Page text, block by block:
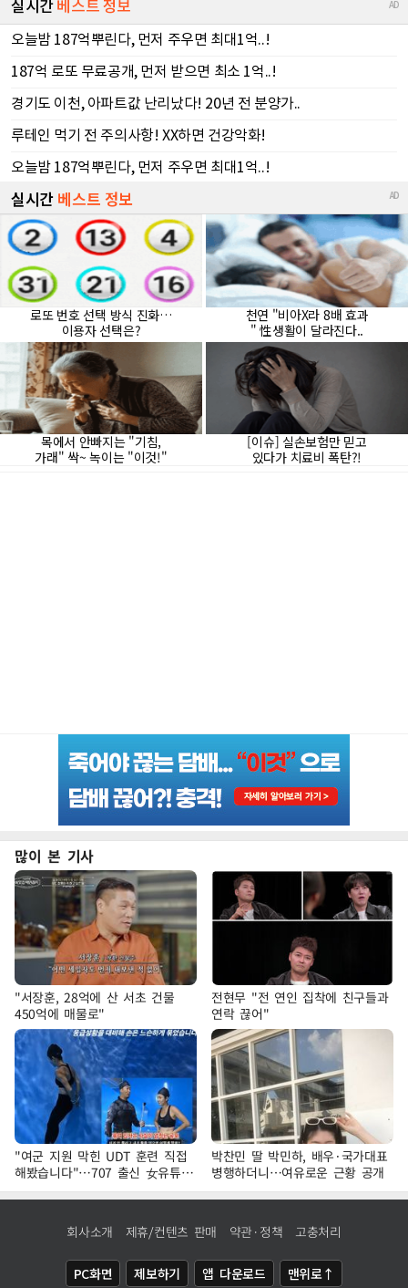
많이 본 기사
"서장훈, 28억에 산 서초 건물
450억에 매물로"
전현무 "전 연인 집착에 친구들과
연락 끊어"
"여군 지원 막힌 UDT 훈련 직접
해봤습니다"…707 출신 女유튜버
'완벽 소화'
박찬민 딸 박민하, 배우·국가대표
병행하더니…여유로운 근황 공개
회사소개 제휴/컨텐츠 판매 약관·정책 고충처리
PC화면 제보하기 앱 다운로드 맨위로↑